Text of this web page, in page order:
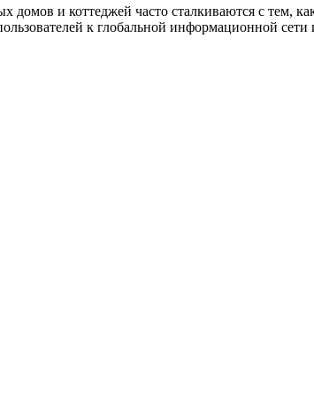
домов и коттеджей часто сталкиваются с тем,
к глобальной информационной сети